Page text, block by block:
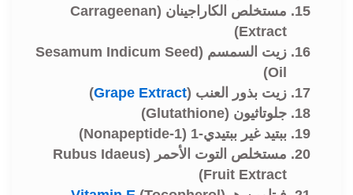
مستخلص الكاراجينان (Carrageenan
Extract)
زيت السمسم (Sesamum Indicum Seed
Oil)
زيت بذور العنب (Grape Extract
)
جلوتاثيون (Glutathione)
ببتيد غير ببتيدي-1 (Nonapeptide-1)
مستخلص التوت الأحمر (Rubus Idaeus
Fruit Extract)